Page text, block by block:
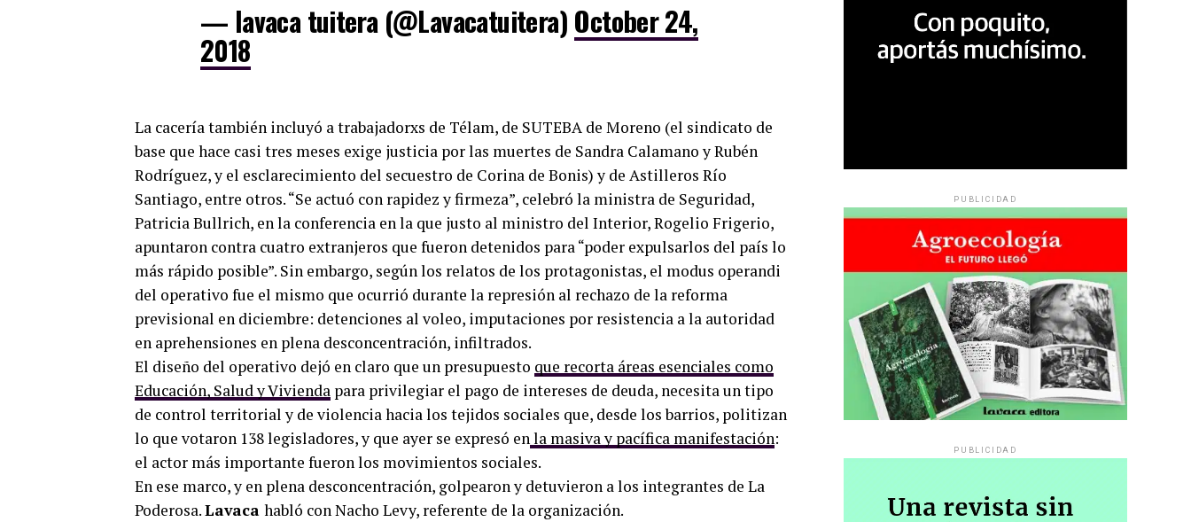
— lavaca tuitera (@Lavacatuitera) October 24,
2018
La cacería también incluyó a trabajadorxs de Télam, de SUTEBA de Moreno (el sindicato de
base que hace casi tres meses exige justicia por las muertes de Sandra Calamano y Rubén
Rodríguez, y el esclarecimiento del secuestro de Corina de Bonis) y de Astilleros Río
Santiago, entre otros. “Se actuó con rapidez y firmeza”, celebró la ministra de Seguridad,
Patricia Bullrich, en la conferencia en la que justo al ministro del Interior, Rogelio Frigerio,
apuntaron contra cuatro extranjeros que fueron detenidos para “poder expulsarlos del país lo
más rápido posible”. Sin embargo, según los relatos de los protagonistas, el modus operandi
del operativo fue el mismo que ocurrió durante la represión al rechazo de la reforma
previsional en diciembre: detenciones al voleo, imputaciones por resistencia a la autoridad
en aprehensiones en plena desconcentración, infiltrados.
El diseño del operativo dejó en claro que un presupuesto que recorta áreas esenciales como
Educación, Salud y Vivienda para privilegiar el pago de intereses de deuda, necesita un tipo
de control territorial y de violencia hacia los tejidos sociales que, desde los barrios, politizan
lo que votaron 138 legisladores, y que ayer se expresó enla masiva y pacífica manifestación:
el actor más importante fueron los movimientos sociales.
En ese marco, y en plena desconcentración, golpearon y detuvieron a los integrantes de La
Poderosa.Lavaca habló con Nacho Levy, referente de la organización.
PUBLICIDAD
PUBLICIDAD